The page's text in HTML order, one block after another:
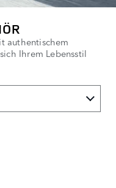
authentischem
Ihrem Lebensstil